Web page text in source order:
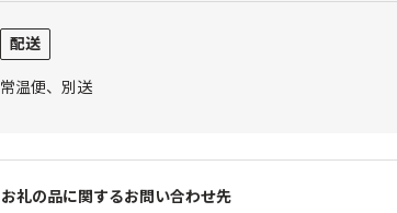
配送
常温便、別送
お礼の品に関するお問い合わせ先